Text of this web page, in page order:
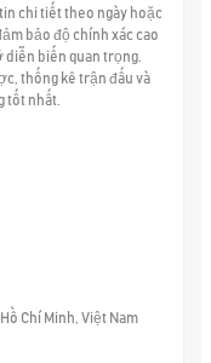
chi tiết theo ngày hoặc
bảo độ chính xác cao
biến quan trọng.
thống kê trận đấu và
tốt nhất.
Chí Minh, Việt Nam